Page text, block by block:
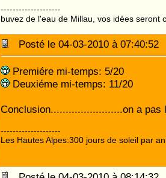
--------------------
buvez de l'eau de Millau, vos idées seront
Posté le 04-03-2010 à
Premiére mi-temps: 5/20
Deuxiéme mi-temps: 11/20
Conclusion........................on a pas
--------------------
Les Hautes Alpes:300 jours de soleil par an